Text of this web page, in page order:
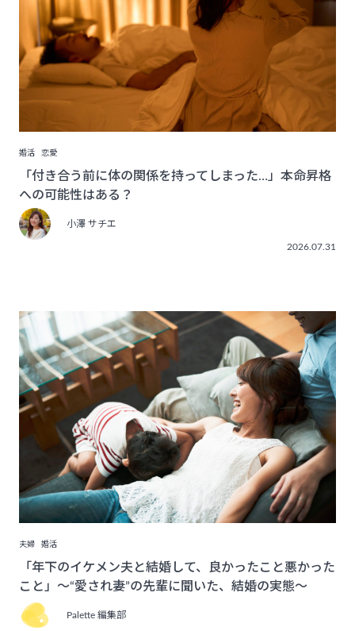
婚活 恋愛
「付き合う前に体の関係を持ってしまった…」本命昇格
への可能性はある？
小澤 サチエ
2026.07.31
夫婦 婚活
「年下のイケメン夫と結婚して、良かったこと悪かった
こと」〜“愛され妻”の先輩に聞いた、結婚の実態〜
Palette 編集部